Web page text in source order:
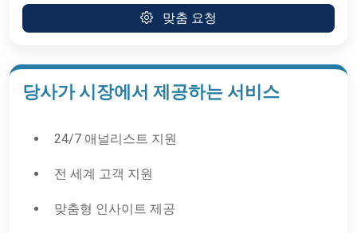
맞춤 요청
당사가 시장에서 제공하는 서비스
24/7 애널리스트 지원
전 세계 고객 지원
맞춤형 인사이트 제공